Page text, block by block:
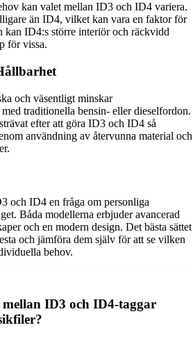
kan valet mellan ID3 och ID4 variera.
än ID4, vilket kan vara en faktor för
kan ID4:s större interiör och räckvidd
för vissa.
och väsentligt minskar
traditionella bensin- eller dieselfordon.
efter att göra ID3 och ID4 så
användning av återvunna material och
och ID4 en fråga om personliga
Båda modellerna erbjuder avancerad
och en modern design. Det bästa sättet
och jämföra dem själv för att se vilken
behov.
ID3 och ID4-taggar